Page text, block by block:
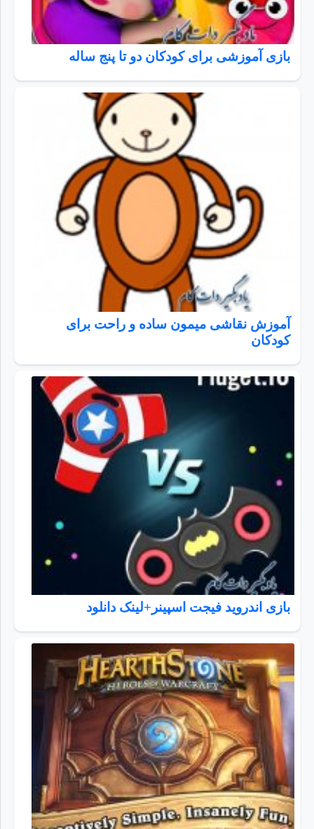
بازی آموزشی برای کودکان دو تا پنج ساله
آموزش نقاشی میمون ساده و راحت برای
کودکان
بازی اندروید فیجت اسپینر+لینک دانلود